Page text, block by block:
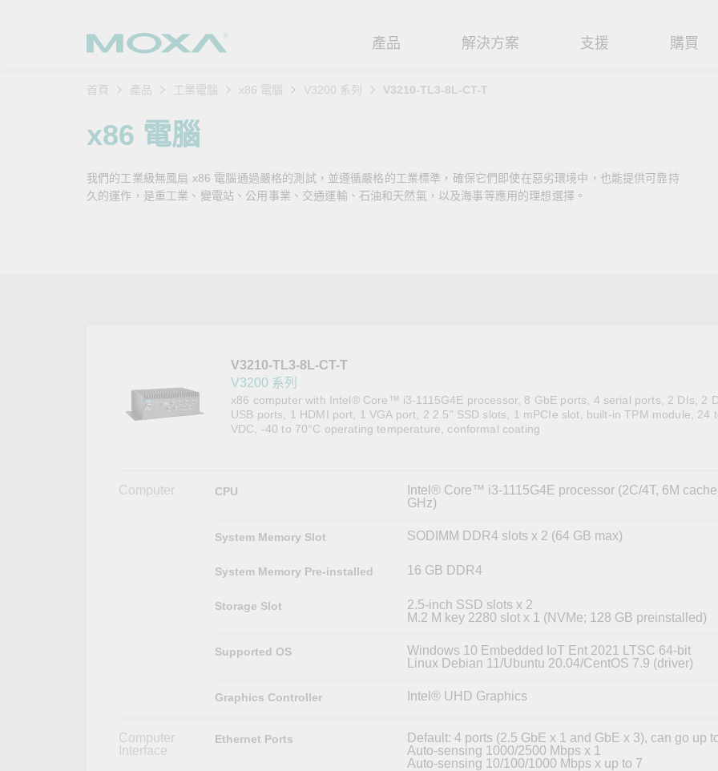
產品
安全路由器 串列轉接器
解決方案
軌道運輸 時效性網路 (TSN)
專家對工業網路安全的見
支援
產品 FAQs 保固政策
購買
緣起與創新
創造永續價值
首頁 產品 工業電腦 x86 電腦 V3200 系列 V3210-TL3-8L-CT-T
x86 電腦
我們的工業級無風扇 x86 電腦通過嚴格的測試，並遵循嚴格的工業標準，確保它們即使在惡劣環境中，也能提供可靠持
久的運作，是重工業、變電站、公用事業、交通運輸、石油和天然氣，以及海事等應用的理想選擇。
V3210-TL3-8L-CT-T
V3200 系列
x86 computer with Intel® Core™ i3-1115G4E processor, 8 GbE ports, 4 serial ports, 2 DIs, 2
USB ports, 1 HDMI port, 1 VGA port, 2 2.5" SSD slots, 1 mPCIe slot, built-in TPM module, 24
VDC, -40 to 70°C operating temperature, conformal coating
Computer CPU
Intel® Core™ i3-1115G4E processor (2C/4T, 6M
GHz)
System Memory Slot SODIMM DDR4 slots x 2 (64 GB max)
System Memory Pre-installed 16 GB DDR4
Storage Slot
2.5-inch SSD slots x 2
M.2 M key 2280 slot x 1 (NVMe; 128 GB preinstalled)
Supported OS
Windows 10 Embedded IoT Ent 2021 LTSC 64-bit
Linux Debian 11/Ubuntu 20.04/CentOS 7.9 (driver)
Graphics Controller Intel® UHD Graphics
Computer
Interface
Ethernet Ports
Default: 4 ports (2.5 GbE x 1 and GbE x 3), can go up
Auto-sensing 1000/2500 Mbps x 1
Auto-sensing 10/100/1000 Mbps x up to 7